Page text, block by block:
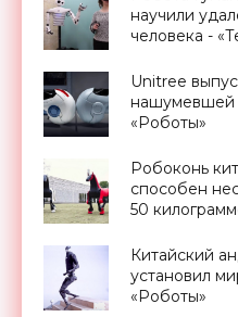
научили
человека -
Unitree
нашумевшей
«Роботы»
Робоконь
способен
50
Китайский
установил
«Роботы»